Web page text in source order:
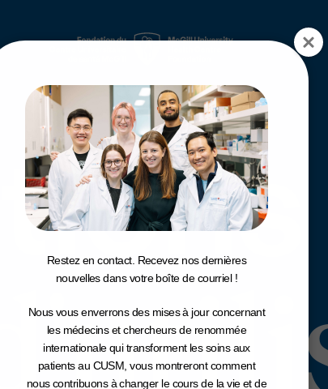
Restez en contact. Recevez nos dernières
nouvelles dans votre boîte de courriel !
Nous vous enverrons des mises à jour concernant
les médecins et chercheurs de renommée
internationale qui transforment les soins aux
patients au CUSM, vous montreront comment
nous contribuons à changer le cours de la vie et de